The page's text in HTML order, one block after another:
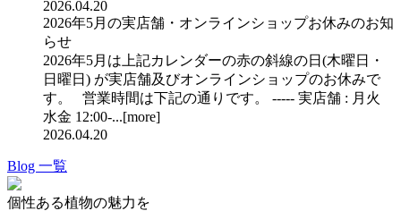
2026.04.20
2026年5月の実店舗・オンラインショップお休みのお知
らせ
2026年5月は上記カレンダーの赤の斜線の日(木曜日・
日曜日) が実店舗及びオンラインショップのお休みで
す。 営業時間は下記の通りです。 ----- 実店舗 : 月火
水金 12:00-...[more]
2026.04.20
Blog 一覧
個性ある植物の魅力を